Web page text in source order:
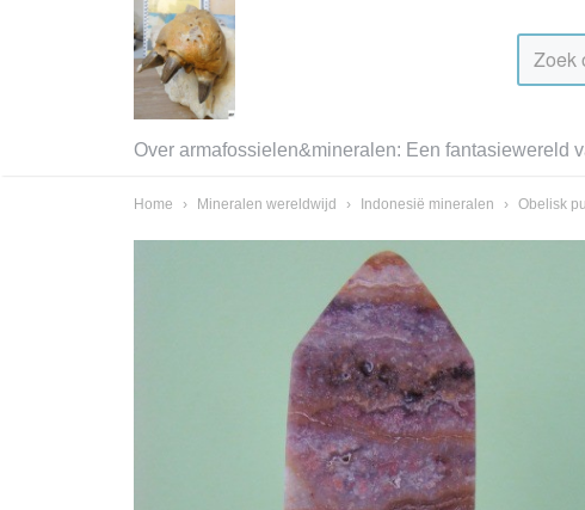
Over armafossielen&mineralen: Een fantasiewereld
Home › Mineralen wereldwijd › Indonesië mineralen › Obelisk